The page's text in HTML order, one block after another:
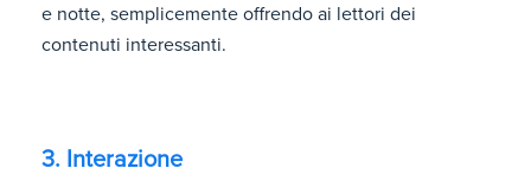
e notte, semplicemente offrendo ai lettori dei
contenuti interessanti.
3. Interazione